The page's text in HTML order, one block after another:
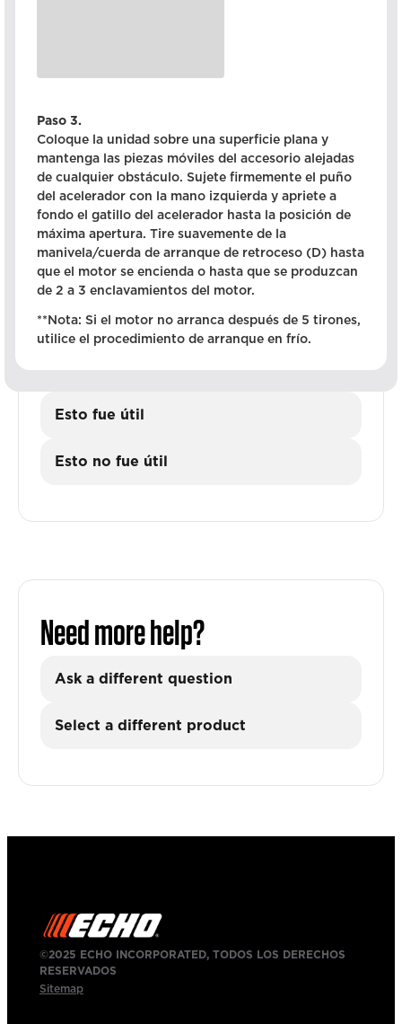
Paso 3.
Coloque la unidad sobre una superficie plana y
mantenga las piezas móviles del accesorio alejadas
de cualquier obstáculo. Sujete firmemente el puño
del acelerador con la mano izquierda y apriete a
fondo el gatillo del acelerador hasta la posición de
máxima apertura. Tire suavemente de la
manivela/cuerda de arranque de retroceso (D) hasta
que el motor se encienda o hasta que se produzcan
de 2 a 3 enclavamientos del motor.
**Nota: Si el motor no arranca después de 5 tirones,
utilice el procedimiento de arranque en frío.
Esto fue útil
Esto no fue útil
Need more help?
Ask a different question
Select a different product
©2025 ECHO INCORPORATED, TODOS LOS DERECHOS
RESERVADOS
Sitemap